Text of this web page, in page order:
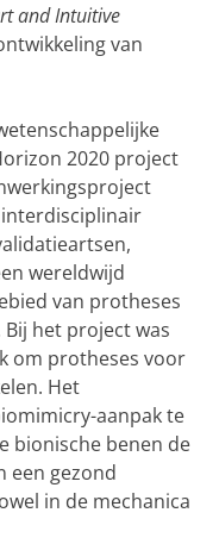
and Intuitive
van
2020 project
wereldwijd
van protheses
het project was
om protheses voor
Het
aanpak te
bionische benen de
een gezond
in de mechanica